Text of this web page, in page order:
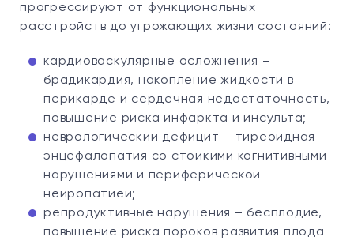
прогрессируют от функциональных
расстройств до угрожающих жизни состояний:
кардиоваскулярные осложнения –
брадикардия, накопление жидкости в
перикарде и сердечная недостаточность,
повышение риска инфаркта и инсульта;
неврологический дефицит – тиреоидная
энцефалопатия со стойкими когнитивными
нарушениями и периферической
нейропатией;
репродуктивные нарушения – бесплодие,
повышение риска пороков развития плода